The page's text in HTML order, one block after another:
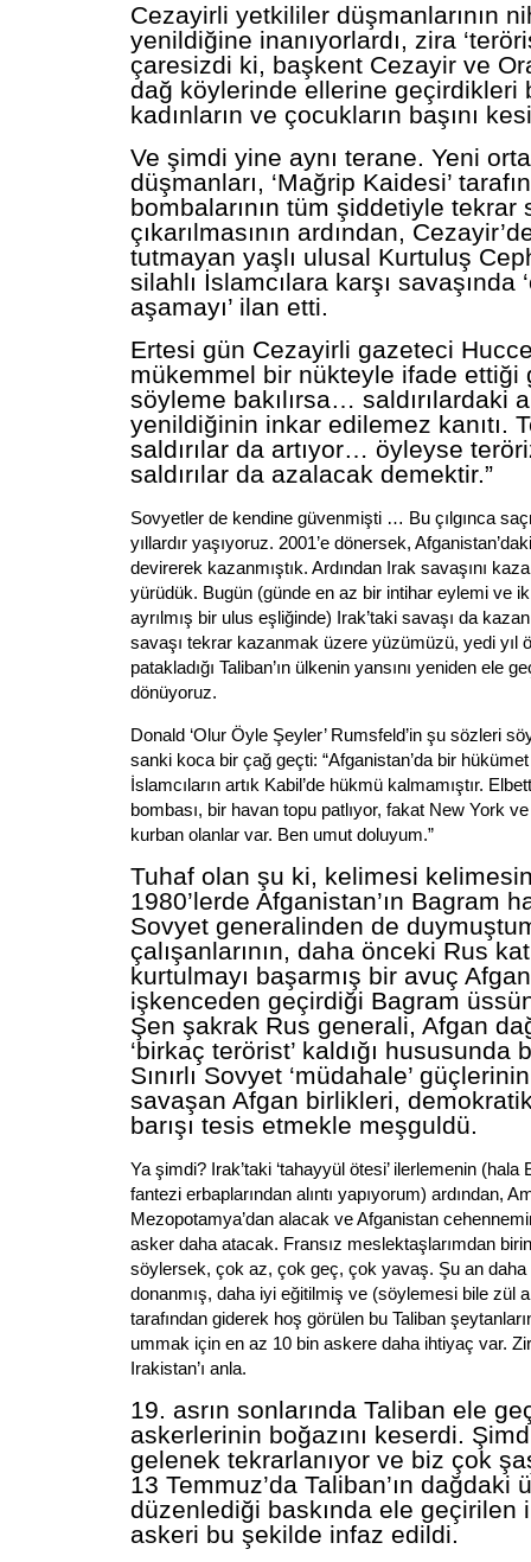
Cezayirli yetkililer düşmanlarının
yenildiğine inanıyorlardı, zira
çaresizdi ki, başkent Cezayir ve
dağ köylerinde ellerine geçirdikleri
kadınların ve çocukların başını
Ve şimdi yine aynı terane. Yeni
düşmanları, ‘Mağrip Kaidesi’
bombalarının tüm şiddetiyle tekrar
çıkarılmasının ardından,
tutmayan yaşlı ulusal Kurtuluş
silahlı İslamcılara karşı savaşında
aşamayı’ ilan etti.
Ertesi gün Cezayirli gazeteci
mükemmel bir nükteyle ifade ettiği
söyleme bakılırsa… saldırılardaki
yenildiğinin inkar edilemez kanıtı.
saldırılar da artıyor… öyleyse
saldırılar da azalacak demektir.”
Sovyetler de kendine güvenmişti … Bu çılgınca
yıllardır yaşıyoruz. 2001’e dönersek,
devirerek kazanmıştık. Ardından Irak savaşını
yürüdük. Bugün (günde en az bir intihar eylemi ve
ayrılmış bir ulus eşliğinde) Irak’taki savaşı da
savaşı tekrar kazanmak üzere yüzümüzü, yedi yıl
patakladığı Taliban’ın ülkenin yansını yeniden ele
dönüyoruz.
Donald ‘Olur Öyle Şeyler’ Rumsfeld’in şu sözleri
sanki koca bir çağ geçti: “Afganistan’da bir
İslamcıların artık Kabil’de hükmü kalmamıştır.
bombası, bir havan topu patlıyor, fakat New York
kurban olanlar var. Ben umut doluyum.”
Tuhaf olan şu ki, kelimesi
1980’lerde Afganistan’ın Bagram
Sovyet generalinden de
çalışanlarının, daha önceki Rus
kurtulmayı başarmış bir avuç
işkenceden geçirdiği Bagram
Şen şakrak Rus generali, Afgan
‘birkaç terörist’ kaldığı
Sınırlı Sovyet ‘müdahale’
savaşan Afgan birlikleri,
barışı tesis etmekle meşguldü.
Ya şimdi? Irak’taki ‘tahayyül ötesi’ ilerlemenin (hala
fantezi erbaplarından alıntı yapıyorum) ardından,
Mezopotamya’dan alacak ve Afganistan
asker daha atacak. Fransız meslektaşlarımdan
söylersek, çok az, çok geç, çok yavaş. Şu an daha
donanmış, daha iyi eğitilmiş ve (söylemesi bile zül
tarafından giderek hoş görülen bu Taliban
ummak için en az 10 bin askere daha ihtiyaç var.
Irakistan’ı anla.
19. asrın sonlarında Taliban ele
askerlerinin boğazını keserdi.
gelenek tekrarlanıyor ve biz çok
13 Temmuz’da Taliban’ın dağdaki
düzenlediği baskında ele geçirilen
askeri bu şekilde infaz edildi.